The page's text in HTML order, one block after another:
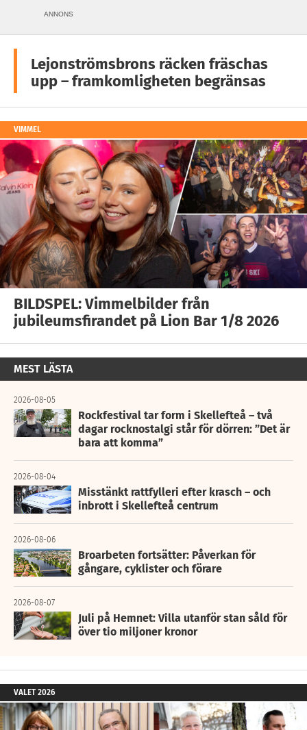
ANNONS
Lejonströmsbrons räcken fräschas
upp – framkomligheten begränsas
VIMMEL
BILDSPEL: Vimmelbilder från
jubileumsfirandet på Lion Bar 1/8 2026
MEST LÄSTA
2026-08-05
Rockfestival tar form i Skellefteå – två
dagar rocknostalgi står för dörren: ”Det är
bara att komma”
2026-08-04
Misstänkt rattfylleri efter krasch – och
inbrott i Skellefteå centrum
2026-08-06
Broarbeten fortsätter: Påverkan för
gångare, cyklister och förare
2026-08-07
Juli på Hemnet: Villa utanför stan såld för
över tio miljoner kronor
VALET 2026